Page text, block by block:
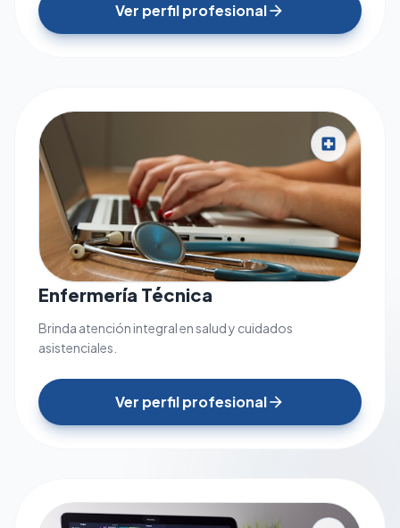
Ver perfil profesionalarrow_forward
local_hospital
Enfermería Técnica
Brinda atención integral en salud y cuidados
asistenciales.
Ver perfil profesionalarrow_forward